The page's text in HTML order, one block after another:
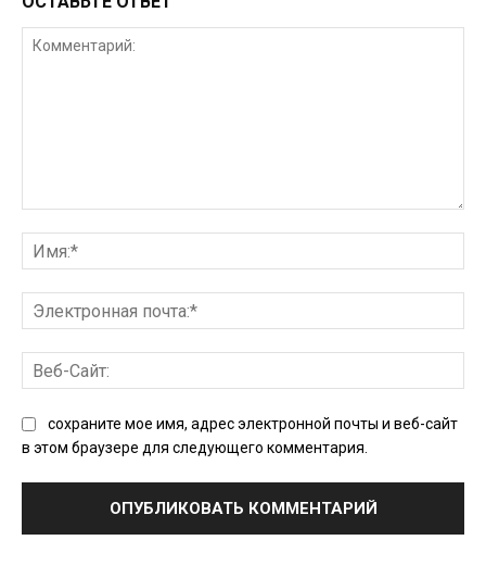
сохраните мое имя, адрес электронной почты и веб-сайт
в этом браузере для следующего комментария.